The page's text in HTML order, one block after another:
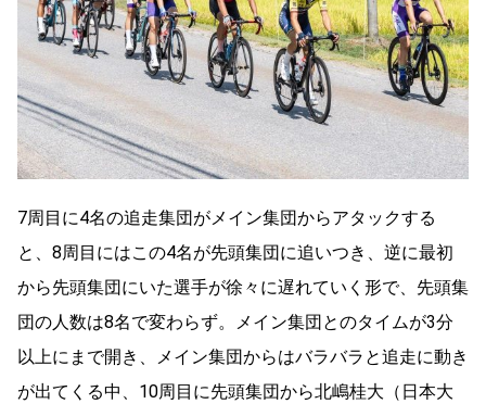
7周目に4名の追走集団がメイン集団からアタックする
と、8周目にはこの4名が先頭集団に追いつき、逆に最初
から先頭集団にいた選手が徐々に遅れていく形で、先頭集
団の人数は8名で変わらず。メイン集団とのタイムが3分
以上にまで開き、メイン集団からはバラバラと追走に動き
が出てくる中、10周目に先頭集団から北嶋桂大（日本大